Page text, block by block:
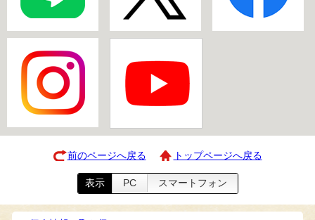
前のページへ戻る トップページへ戻る
表示 PC スマートフォン